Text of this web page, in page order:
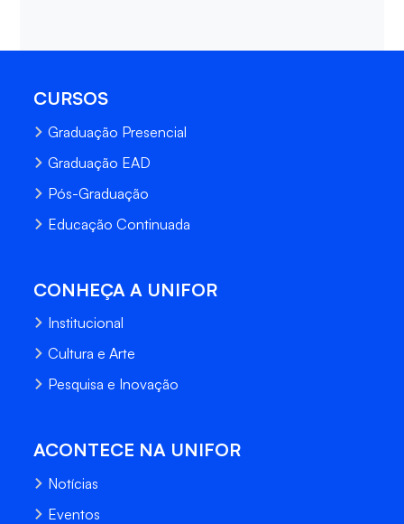
CURSOS
Graduação Presencial
Graduação EAD
Pós-Graduação
Educação Continuada
CONHEÇA A UNIFOR
Institucional
Cultura e Arte
Pesquisa e Inovação
ACONTECE NA UNIFOR
Notícias
Eventos